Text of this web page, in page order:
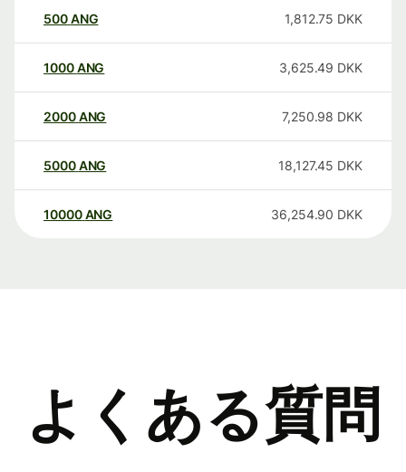
500ANG 1,812.75 DKK
1000ANG 3,625.49 DKK
2000ANG 7,250.98 DKK
5000ANG 18,127.45 DKK
10000 ANG 36,254.90 DKK
よくある質問